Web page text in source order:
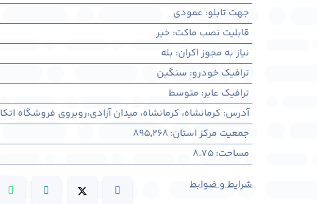
جهت تابلو: عمودی
قابلیت نصب ماکت: خیر
نیاز به مجوز اکران: بله
ترافیک خودرو: سنگین
ترافیک عابر: متوسط
آدرس: کرمانشاه، كرمانشاه، میدان آزادی،روبروی فروشگاه اتکا
جمعیت مرکز استان:
895,268
مساحت:
8.75
شرایط و ضوابط